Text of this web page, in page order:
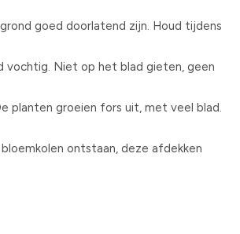
goed doorlatend zijn. Houd tijdens
vochtig. Niet op het blad gieten, geen
planten groeien fors uit, met veel blad.
ontstaan, deze afdekken